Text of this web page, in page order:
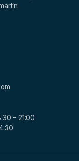
– 21:00